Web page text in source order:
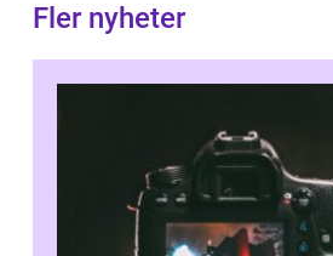
Fler nyheter